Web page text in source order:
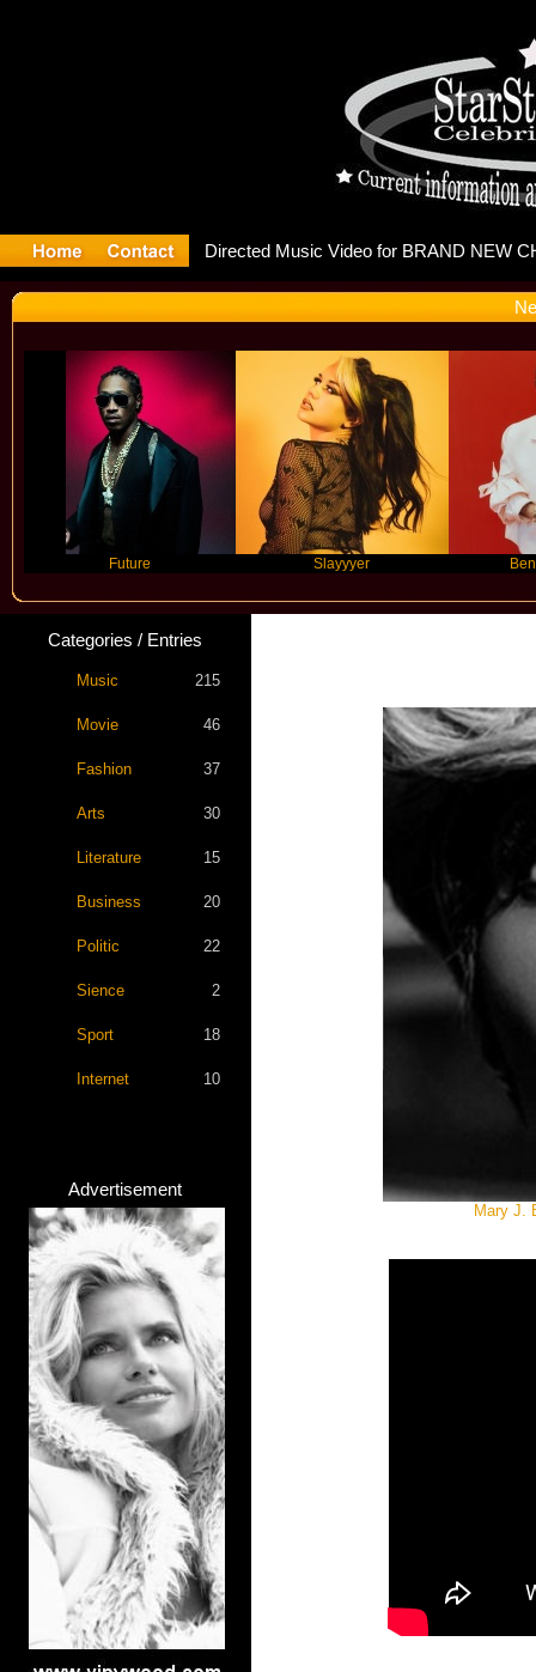
Benny Blanco
Categories / Entries
Music 215
Movie 46
Fashion 37
Arts 30
Literature 15
Business 20
Politic 22
Sience 2
Sport 18
Internet 10
Advertisement
Mary J.